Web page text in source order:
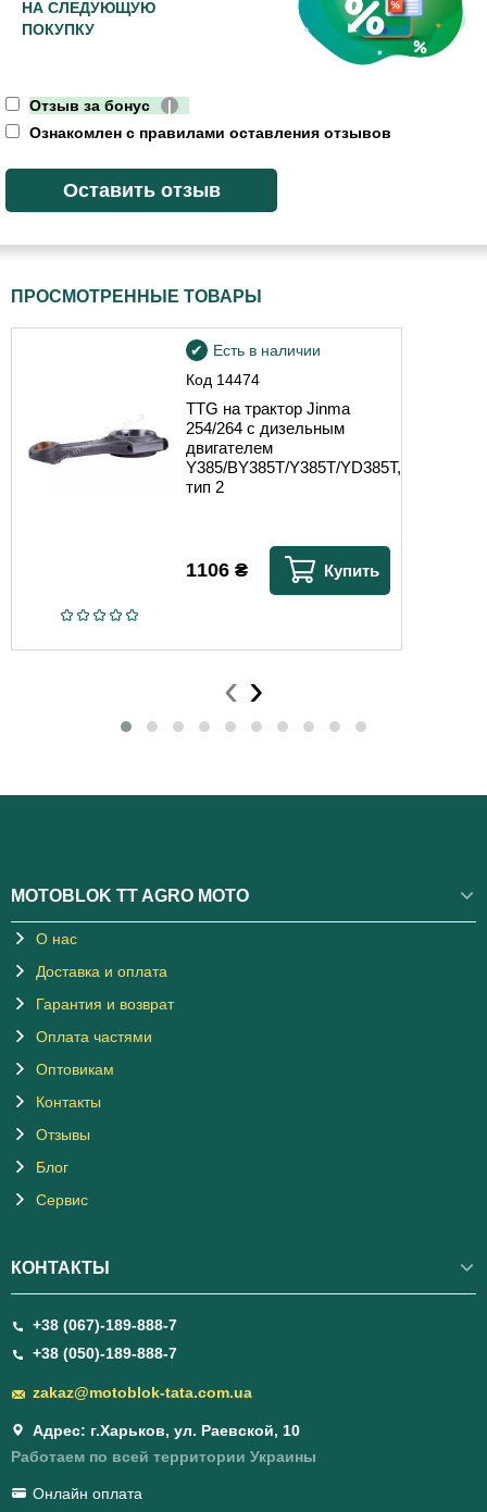
НА СЛЕДУЮЩУЮ
ПОКУПКУ
Отзыв за бонус
|
Ознакомлен с правилами оставления отзывов
ПРОСМОТРЕННЫЕ ТОВАРЫ
Код 14474
Есть в наличии
TTG на трактор Jinma
254/264 с дизельным
двигателем
Y385/BY385T/Y385T/YD385T,
тип 2
1106 ₴ Купить
‹ ›
MOTOBLOK TT AGRO MOTO
О нас
Доставка и оплата
Гарантия и возврат
Оплата частями
Оптовикам
Контакты
Отзывы
Блог
Сервис
КОНТАКТЫ
+38 (067)-189-888-7
+38 (050)-189-888-7
zakaz@motoblok-tata.com.ua
Адрес: г.Харьков, ул. Раевской, 10
Работаем по всей территории Украины
Онлайн оплата